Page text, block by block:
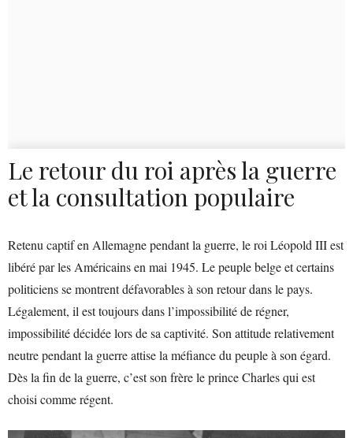
Le retour du roi après la guerre
et la consultation populaire
Retenu captif en Allemagne pendant la guerre, le roi Léopold III est
libéré par les Américains en mai 1945. Le peuple belge et certains
politiciens se montrent défavorables à son retour dans le pays.
Légalement, il est toujours dans l’impossibilité de régner,
impossibilité décidée lors de sa captivité. Son attitude relativement
neutre pendant la guerre attise la méfiance du peuple à son égard.
Dès la fin de la guerre, c’est son frère le prince Charles qui est
choisi comme régent.